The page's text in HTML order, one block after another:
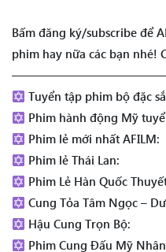
Bấm đăng ký/subscribe để
phim hay nữa các bạn nhé!
Tuyển tập phim bộ đặc
Phim hành động Mỹ
Phim lẻ mới nhất AFILM:
Phim lẻ Thái Lan:
Phim Lẻ Hàn Quốc
Cung Tỏa Tâm Ngọc –
Hậu Cung Trọn Bộ:
Phim Cung Đấu Mỹ Nhân